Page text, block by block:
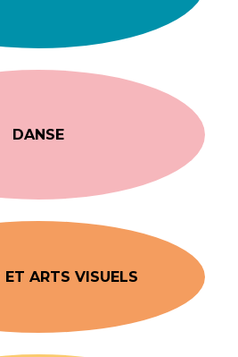
DANSE
ET ARTS VISUELS